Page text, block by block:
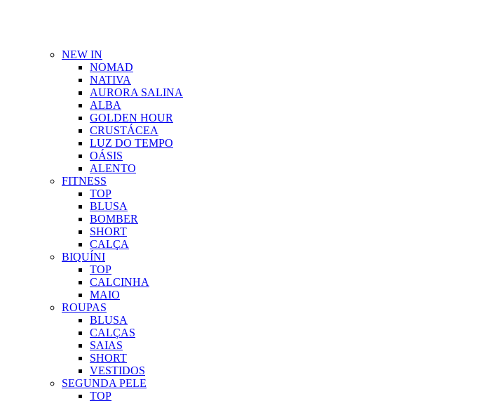
NEW IN
NOMAD
NATIVA
AURORA SALINA
ALBA
GOLDEN HOUR
CRUSTÁCEA
LUZ DO TEMPO
OÁSIS
ALENTO
FITNESS
TOP
BLUSA
BOMBER
SHORT
CALÇA
BIQUÍNI
TOP
CALCINHA
MAIO
ROUPAS
BLUSA
CALÇAS
SAIAS
SHORT
VESTIDOS
SEGUNDA PELE
TOP